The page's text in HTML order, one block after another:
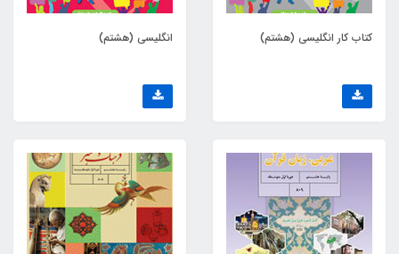
کتاب کار انگلیسی (هشتم) انگلیسی (هشتم)